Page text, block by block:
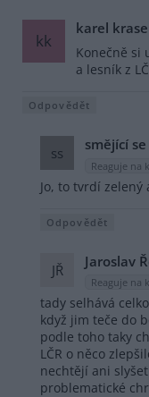
kk
karel
Konečně si
a lesník z
Odpovědět
ss smějící
Reaguje na
Jo, to tvrdí zelený
Odpovědět
JŘ Jaroslav
Reaguje na
tady selhává
když jim teče do
podle toho taky
LČR o něco
nechtějí ani
problematické